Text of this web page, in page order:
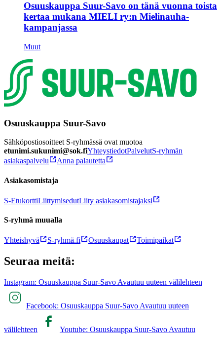
Osuuskauppa Suur-Savo on tänä vuonna toista
kertaa mukana MIELI ry:n Mielinauha-
kampanjassa
Muut
Osuuskauppa Suur-Savo
Sähköpostiosoitteet S-ryhmässä ovat muotoa
etunimi.sukunimi@sok.fiYhteystiedotPalvelutS-ryhmän
asiakaspalvelu
Anna palautetta
Asiakasomistaja
S-EtukorttiLiittymisedutLiity asiakasomistajaksi
S-ryhmä muualla
Yhteishyvä S-ryhmä.fi Osuuskaupat Toimipaikat
Seuraa meitä:
Instagram: Osuuskauppa Suur-Savo Avautuu uuteen välilehteen
Facebook: Osuuskauppa Suur-Savo Avautuu uuteen
välilehteen Youtube: Osuuskauppa Suur-Savo Avautuu